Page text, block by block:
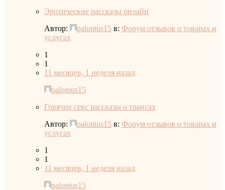
Эротические рассказы онлайн
Автор:
palonius15 в: Форум отзывов о товарах и
услугах
1
1
11 месяцев, 1 неделя назад
palonius15
Горячие секс рассказы о трансах
Автор:
palonius15 в: Форум отзывов о товарах и
услугах
1
1
11 месяцев, 1 неделя назад
palonius15